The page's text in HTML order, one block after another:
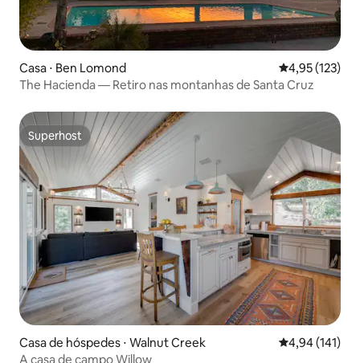
Casa ⋅ Ben Lomond 4,95 de uma
4,95 (123)
The Hacienda — Retiro nas montanhas de Santa Cruz
Superhost
Superhost
Casa de hóspedes ⋅ Walnut Creek 4,94 de uma
4,94 (141)
A casa de campo Willow